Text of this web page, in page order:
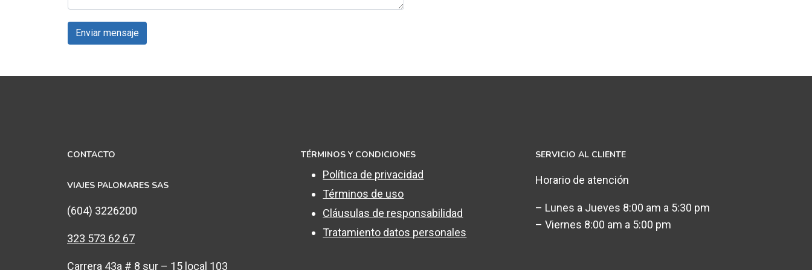
Enviar mensaje
CONTACTO
VIAJES PALOMARES SAS
(604) 3226200
323 573 62 67
Carrera 43a # 8 sur – 15 local 103
TÉRMINOS Y CONDICIONES
Política de privacidad
Términos de uso
Cláusulas de responsabilidad
Tratamiento datos personales
SERVICIO AL CLIENTE
Horario de atención
– Lunes a Jueves 8:00 am a 5:30 pm
– Viernes 8:00 am a 5:00 pm